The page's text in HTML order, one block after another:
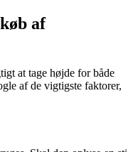
af
at tage højde for både
af de vigtigste faktorer,